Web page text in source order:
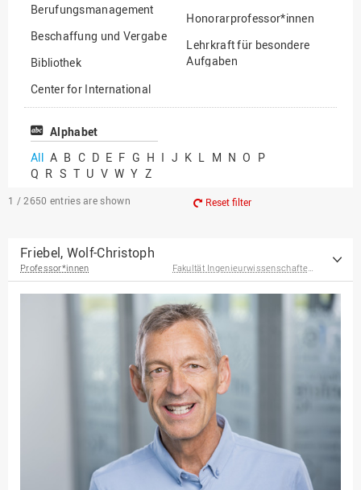
Berufungsmanagement
Beschaffung und Vergabe
Bibliothek
Center for International
Mobility
Center for International
Chancengerechtigkeit
eLearning Competence
EU-Büro
Fakultät
Agrarwissenschaften und
Landschaftsarchitektur
Ingenieurwissenschaften
Fakultät Management,
Fakultät Wirtschafts- und
Sozialwissenschaften
Honorarprofessor*innen
Lehrkraft für besondere
Aufgaben
Professor*innen im
Alphabet
All A B C D E F G H I J K L M N O P
Q R S T U V W Y Z
1 / 2650 entries are shown Reset filter
Friebel, Wolf-Christoph
Professor*innen Fakultät Ingenieurwissenschaften und Informatik